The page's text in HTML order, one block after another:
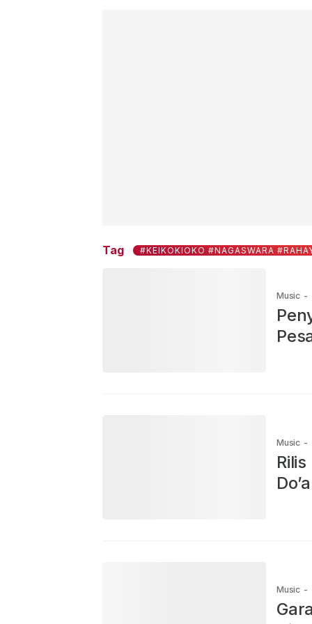
Tag #KEIKOKIOKO #NAGASWARA
Music -
Music -
Music -